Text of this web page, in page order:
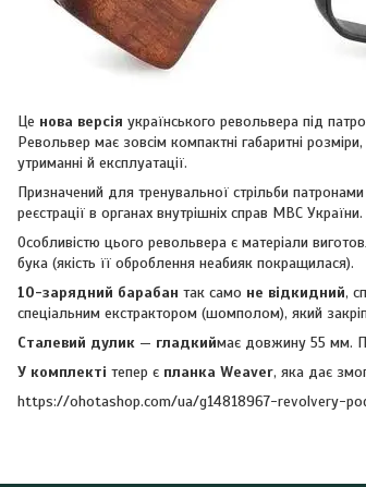
Це нова версія українського револьвера під
Револьвер має зовсім компактні габаритні
утриманні й експлуатації.
Призначений для тренувальної стрільби
реєстрації в органах внутрішніх справ МВС України.
Особливістю цього револьвера є матеріали
бука (якість її оброблення неабияк покращилася).
10-зарядний барабан так само не відкидний,
спеціальним екстрактором (шомполом), який
Сталевий дулик — гладкиймає довжину 55 мм.
У комплекті тепер є планка Weaver, яка дає
https://ohotashop.com/ua/g14818967-revolvery-